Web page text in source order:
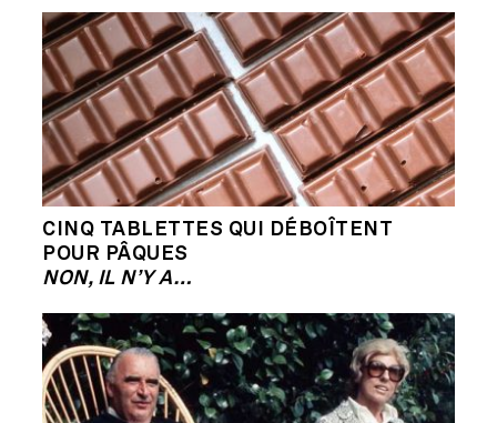
CINQ TABLETTES QUI DÉBOÎTENT
POUR PÂQUES
NON, IL N’Y A…